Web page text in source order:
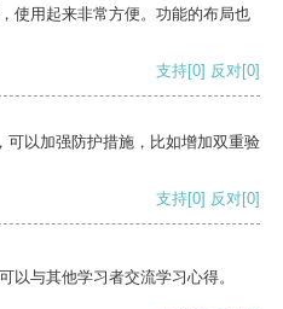
使用起来非常方便。功能的布局也
支持[0] 反对[0]
可以加强防护措施，比如增加双重验
支持[0] 反对[0]
以与其他学习者交流学习心得。